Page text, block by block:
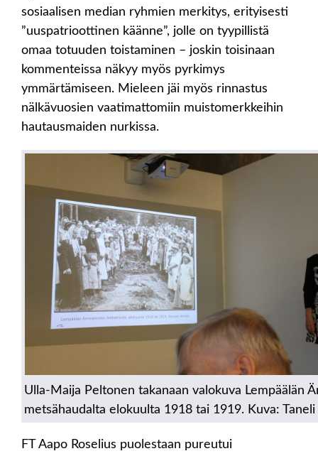
sosiaalisen median ryhmien merkitys, erityisesti
”uuspatrioottinen käänne”, jolle on tyypillistä
omaa totuuden toistaminen – joskin toisinaan
kommenteissa näkyy myös pyrkimys
ymmärtämiseen. Mieleen jäi myös rinnastus
nälkävuosien vaatimattomiin muistomerkkeihin
hautausmaiden nurkissa.
Ulla-Maija Peltonen takanaan valokuva Lempäälän
metsähaudalta elokuulta 1918 tai 1919. Kuva:
FT Aapo Roselius puolestaan pureutui